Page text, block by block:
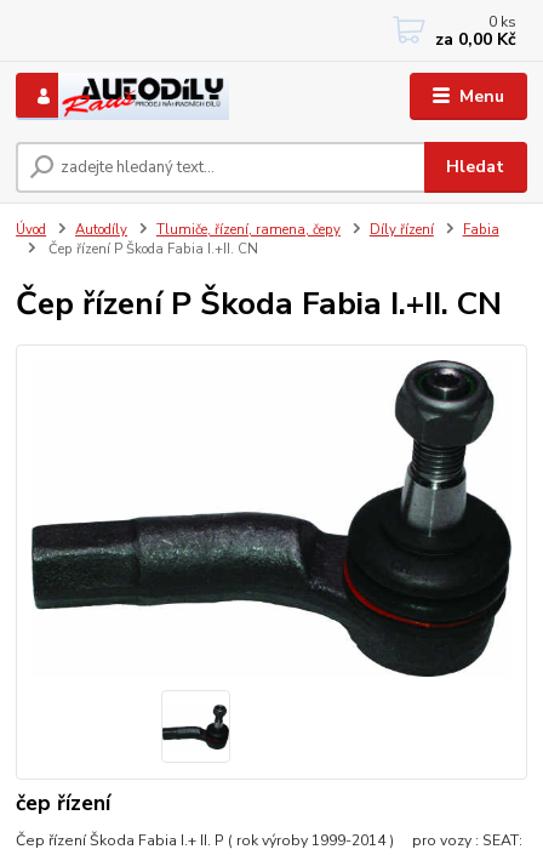
Menu
Hledat
+420 733767377
PO-PÁ: 8 - 12, 13 - 17
0 ks
za 0,00 Kč
Úvod Autodíly Tlumiče, řízení, ramena, čepy Díly řízení
Fabia
Čep řízení P Škoda Fabia I.+II. CN
Čep řízení P Škoda Fabia I.+II. CN
čep řízení
Čep řízení Škoda Fabia I.+ II. P ( rok výroby 1999-2014 ) pro vozy : SEAT: